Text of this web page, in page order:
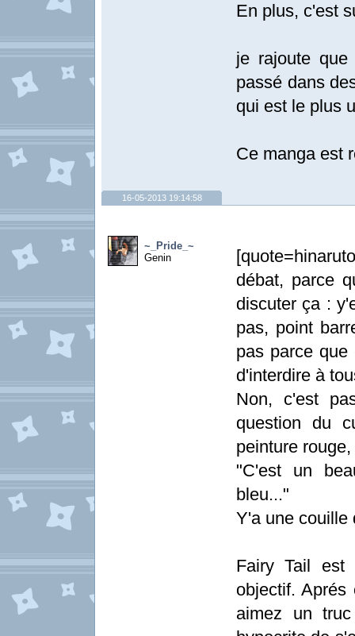
En plus, c'est
je rajoute
passé dans
qui est le plus
Ce manga est
16-05-2013 19:14:58
~_Pride_~
Genin
débat, parce
discuter ça :
pas, point
pas parce
d'interdire à
Non, c'est
question du
peinture
"C'est un
bleu..."
Y'a une couille
Fairy Tail est
objectif.
aimez un